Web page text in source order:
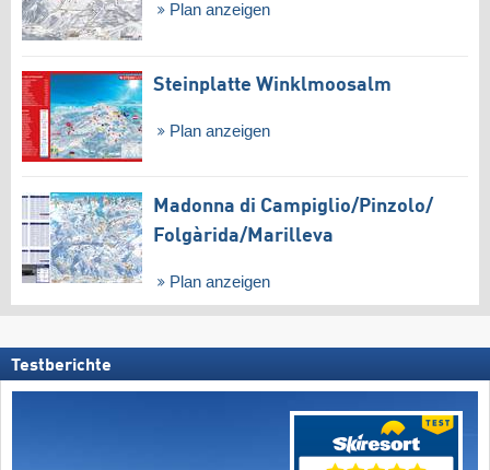
Plan anzeigen
Steinplatte Winklmoosalm
Plan anzeigen
Madonna di Campiglio/​Pinzolo/​
Folgàrida/​Marilleva
Plan anzeigen
Testberichte